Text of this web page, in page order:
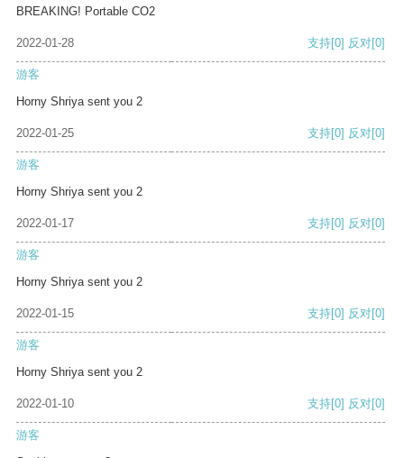
BREAKING! Portable CO2
2022-01-28 支持[0] 反对[0]
游客
Horny Shriya sent you 2
2022-01-25 支持[0] 反对[0]
游客
Horny Shriya sent you 2
2022-01-17 支持[0] 反对[0]
游客
Horny Shriya sent you 2
2022-01-15 支持[0] 反对[0]
游客
Horny Shriya sent you 2
2022-01-10 支持[0] 反对[0]
游客